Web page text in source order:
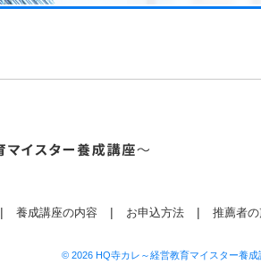
養成講座の内容 お申込方法 推薦者
© 2026 HQ寺カレ～経営教育マイスター養成